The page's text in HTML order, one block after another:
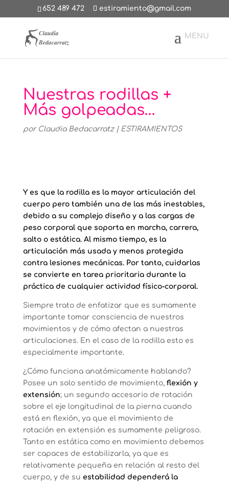
652 489 472 estiramiento@gmail.com
Nuestras rodillas +
Más golpeadas…
por Claudia Bedacarratz| ESTIRAMIENTOS
Y es que la rodilla es la mayor articulación del
cuerpo pero también una de las más inestables,
debido a su complejo diseño y a las cargas de
peso corporal que soporta en marcha, carrera,
salto o estática. Al mismo tiempo, es la
articulación más usada y menos protegida
contra lesiones mecánicas. Por tanto, cuidarlas
se convierte en tarea prioritaria durante la
práctica de cualquier actividad físico-corporal.
Siempre trato de enfatizar que es sumamente
importante tomar consciencia de nuestros
movimientos y de cómo afectan a nuestras
articulaciones. En el caso de la rodilla esto es
especialmente importante.
¿Cómo funciona anatómicamente hablando?
Posee un solo sentido de movimiento, flexión y
extensión; un segundo accesorio de rotación
sobre el eje longitudinal de la pierna cuando
está en flexión, ya que el movimiento de
rotación en extensión es sumamente peligroso.
Tanto en estática como en movimiento debemos
ser capaces de estabilizarla, ya que es
relativamente pequeña en relación al resto del
cuerpo, y de su estabilidad dependerá la